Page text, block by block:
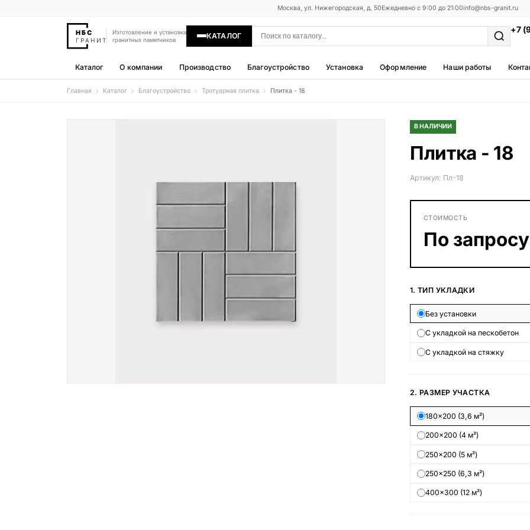
Москва, ул. Нижегородская, д. 50Ежедневно с 9:00 до 21:00info@nbs-granit.ru
Изготовление и установка
гранитных памятников
КАТАЛОГ
+7
Каталог О компании Производство Благоустройство Установка Оформление Наши работы
Благоустройство
Гранитные ограды Металлические ограды
Гранитные цветники
ВЕСЬ КАТАЛОГ
Главная Каталог Благоустройство Тротуарная плитка Плитка - 18
В НАЛИЧИИ
Плитка - 18
Артикул: Пл-18
СТОИМОСТЬ
По запросу
1. ТИП УКЛАДКИ
Без установки
С укладкой на пескобетон
С укладкой на стяжку
2. РАЗМЕР УЧАСТКА
180×200 (3,6 м²)
200×200 (4 м²)
250×200 (5 м²)
250×250 (6,3 м²)
400×300 (12 м²)